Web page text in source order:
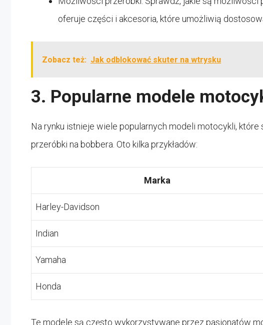
oferuje części i akcesoria, które umożliwią
Zobacz też: Jak odblokować skuter na wtrysku
3. Popularne modele
Na rynku istnieje wiele popularnych modeli motocykli,
przeróbki na bobbera. Oto kilka przykładów:
Marka
Harley-Davidson
Indian
Yamaha
Honda
Te modele są często wykorzystywane przez pasjonatów